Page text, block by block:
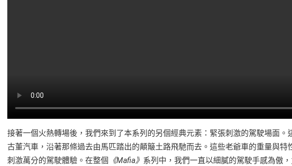
接著一個火熱轉場後，我們來到了本系列的另個經典元素：緊張刺激的駕駛場面。
古董汽車，沿著那條過去由馬匹踏出的顛簸土路飛馳而去。這些老爺車的重量與
刺激萬分的駕駛體驗。在整個
《Mafia》 系列中，我們一直以細膩的駕駛手感為傲